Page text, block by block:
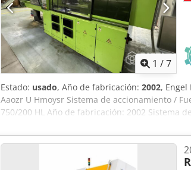
1 /7
Estado: usado, Año de fabricación: 2002, Engel
Aaozr U Hmoysr Sistema de accionamiento /
750/200 HL Año de fabricación: 2002 Sistema
Distancia entre las barras de soporte H = 533
Tamaño de la esfera: aprox. 340 g